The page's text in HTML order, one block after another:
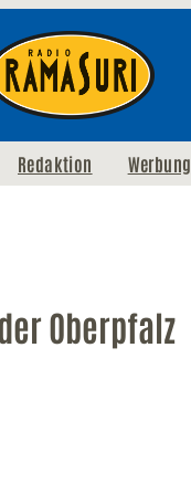
Redaktion Werbung
Oberpfalz